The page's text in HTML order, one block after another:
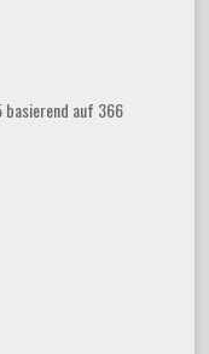
basierend auf 366